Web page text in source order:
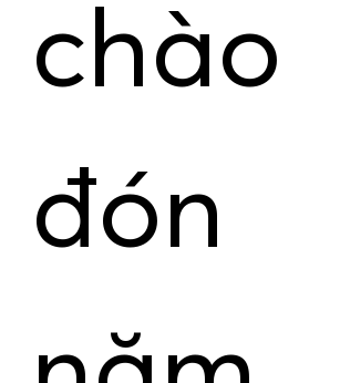
chào
đón